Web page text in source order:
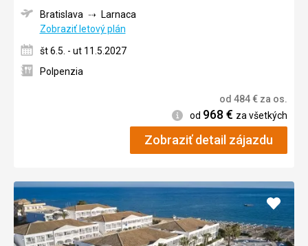
Bratislava
Larnaca
Zobraziť letový plán
št 6.5. - ut 11.5.2027
Polpenzia
od 484€ za os.
Informácie
od 968 € za všetkých
Zobraziť detail zájazdu
Pridať